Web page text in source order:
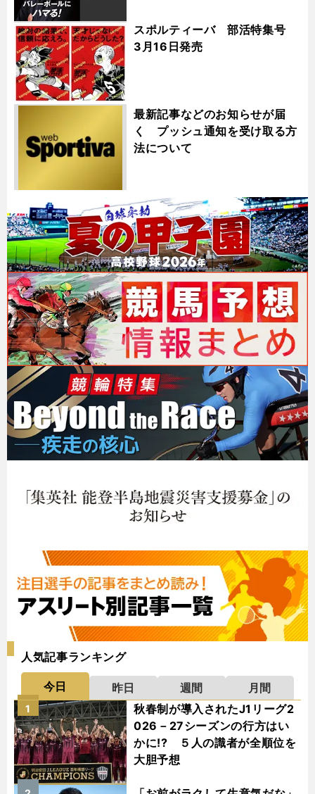
スポルティーバ 部活特集号
3月16日発売
最新記事などのお知らせが届
く プッシュ通知を受け取る方
法について
人気記事ランキング
今日 昨日 週間
月間
秋春制が導入されたJ1リーグ2
026－27シーズンの行方はい
かに!? ５人の識者が全順位を
大胆予想
1